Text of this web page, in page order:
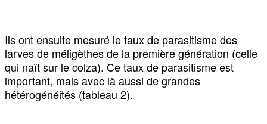
Ils ont ensuite mesuré le taux de parasitisme des
larves de méligèthes de la première génération (celle
qui naît sur le colza). Ce taux de parasitisme est
important, mais avec là aussi de grandes
hétérogénéités (tableau 2).